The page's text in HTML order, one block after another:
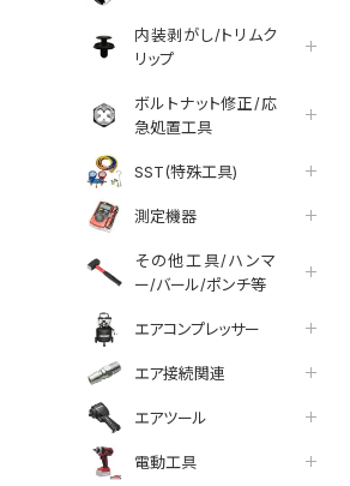
内装剥がし/トリムク
リップ
ボルトナット修正/応
急処置工具
SST(特殊工具)
測定機器
その他工具/ハンマ
ー/バール/ポンチ等
エアコンプレッサー
エア接続関連
エアツール
電動工具